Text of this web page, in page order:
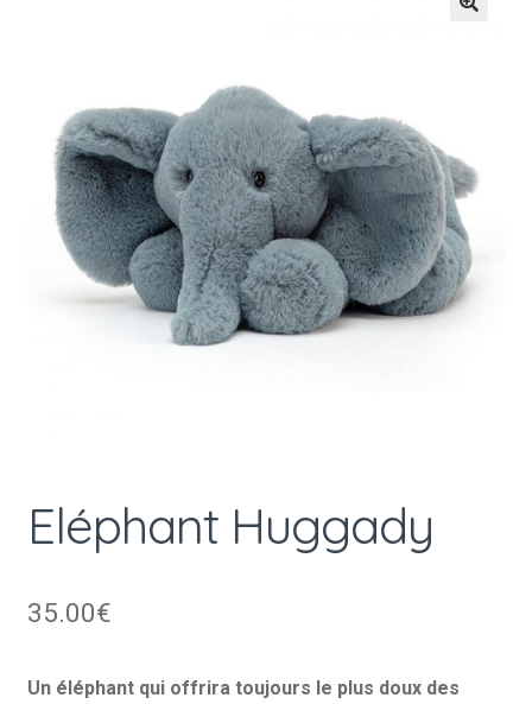
Eléphant Huggady
35.00€
Un éléphant qui offrira toujours le plus doux des